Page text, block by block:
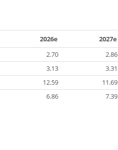
2026e
2027e
2.70
2.86
3.13
3.31
12.59
11.69
6.86 7.39